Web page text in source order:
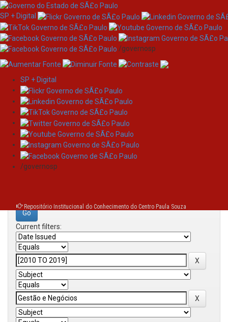
Skip
navigation
SP + Digital
/governosp
SP + Digital
/governosp
Repositório Institucional do Conhecimento do Centro Paula Souza
Search
Search:
Current filters: